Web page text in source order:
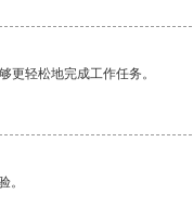
更轻松地完成工作任务。
。